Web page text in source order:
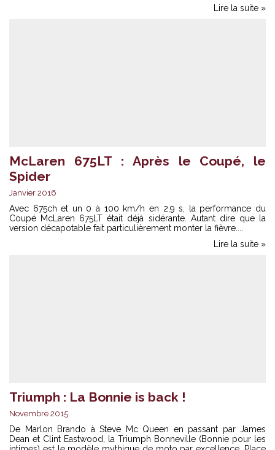
Lire la suite »
McLaren 675LT : Après le Coupé, le
Spider
Janvier 2016
Avec 675ch et un 0 à 100 km/h en 2,9 s, la performance du
Coupé McLaren 675LT était déjà sidérante. Autant dire que la
version décapotable fait particulièrement monter la fièvre....
Lire la suite »
Triumph : La Bonnie is back !
Novembre 2015
De Marlon Brando à Steve Mc Queen en passant par James
Dean et Clint Eastwood, la Triumph Bonneville (Bonnie pour les